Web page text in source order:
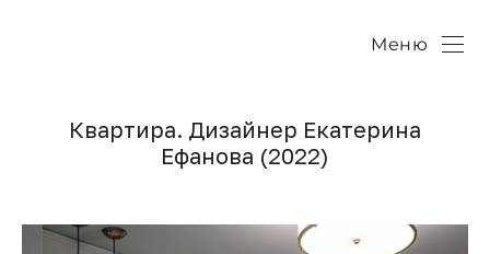
Меню
Квартира. Дизайнер Екатерина
Ефанова (2022)